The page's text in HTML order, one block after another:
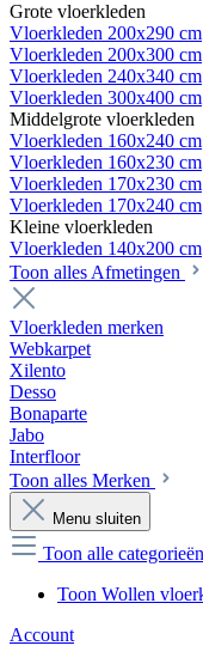
Grote vloerkleden
Vloerkleden 200x290 cm
Vloerkleden 200x300 cm
Vloerkleden 240x340 cm
Vloerkleden 300x400 cm
Middelgrote vloerkleden
Vloerkleden 160x240 cm
Vloerkleden 160x230 cm
Vloerkleden 170x230 cm
Vloerkleden 170x240 cm
Kleine vloerkleden
Vloerkleden 140x200 cm
Toon alles Afmetingen
Vloerkleden merken
Webkarpet
Xilento
Desso
Bonaparte
Jabo
Interfloor
Toon alles Merken
Menu sluiten
Toon alle categorieën
Toon Wollen
Account